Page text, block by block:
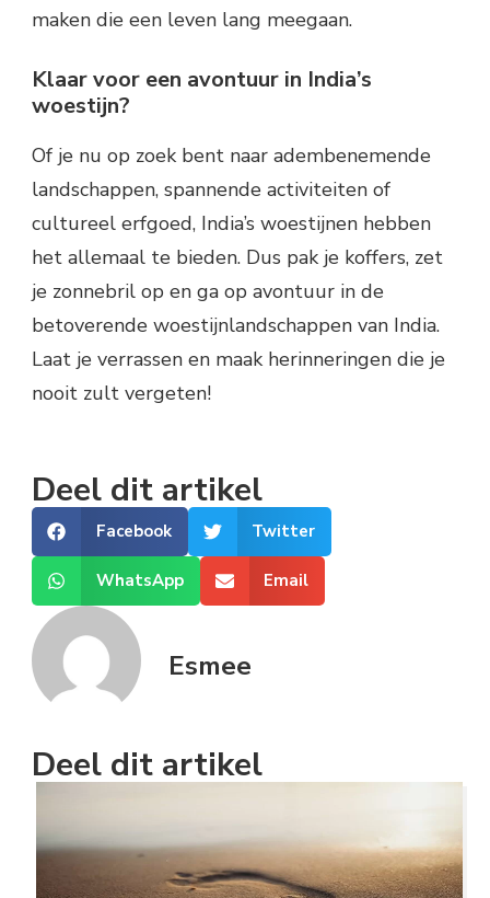
maken die een leven lang meegaan.
Klaar voor een avontuur in India’s
woestijn?
Of je nu op zoek bent naar adembenemende
landschappen, spannende activiteiten of
cultureel erfgoed, India’s woestijnen hebben
het allemaal te bieden. Dus pak je koffers, zet
je zonnebril op en ga op avontuur in de
betoverende woestijnlandschappen van India.
Laat je verrassen en maak herinneringen die je
nooit zult vergeten!
Deel dit artikel
Facebook Twitter
WhatsApp Email
Esmee
Deel dit artikel